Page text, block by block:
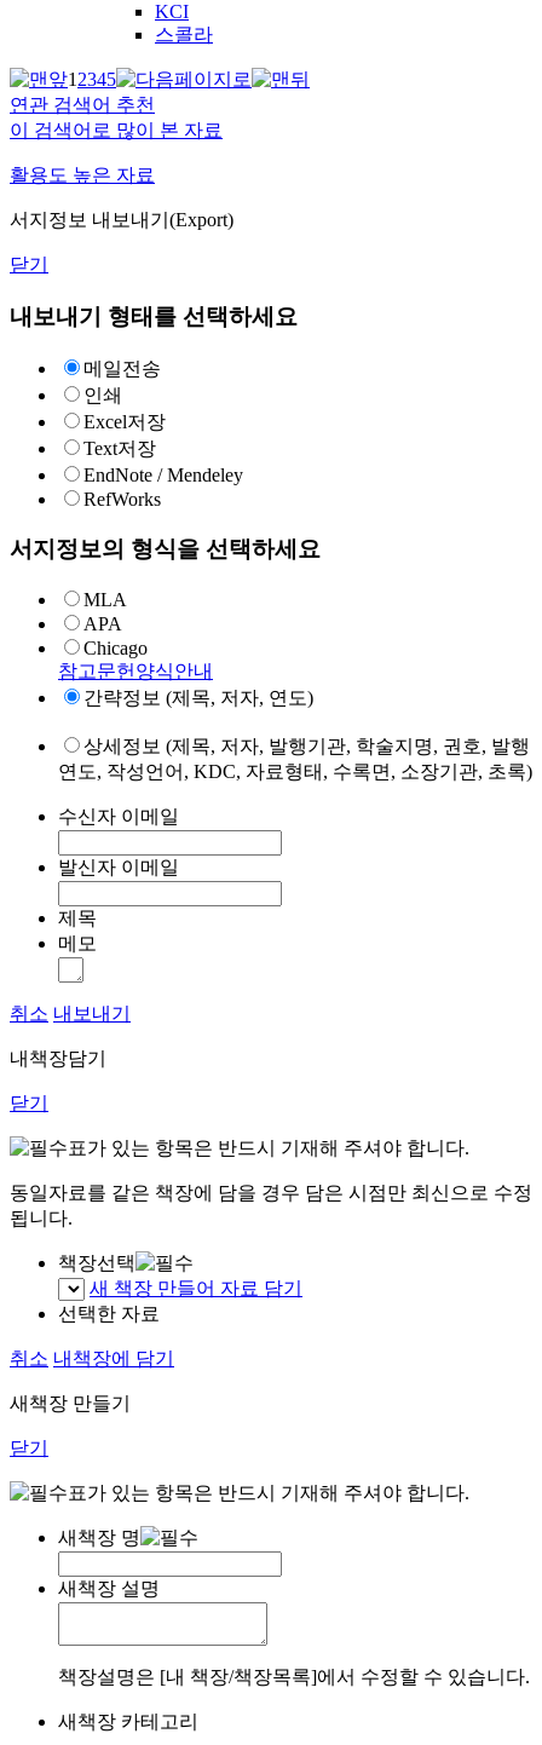
KCI
스콜라
12345
연관 검색어 추천
이 검색어로 많이 본 자료
활용도 높은 자료
서지정보 내보내기(Export)
닫기
내보내기 형태를 선택하세요
메일전송
인쇄
Excel저장
Text저장
EndNote / Mendeley
RefWorks
서지정보의 형식을 선택하세요
MLA
APA
Chicago
참고문헌양식안내
간략정보 (제목, 저자, 연도)
상세정보 (제목, 저자, 발행기관, 학술지명, 권호, 발행
연도, 작성언어, KDC, 자료형태, 수록면, 소장기관, 초록)
수신자 이메일
발신자 이메일
제목
메모
취소 내보내기
내책장담기
닫기
표가 있는 항목은 반드시 기재해 주셔야 합니다.
동일자료를 같은 책장에 담을 경우 담은 시점만 최신으로 수정
됩니다.
책장선택
새 책장 만들어 자료 담기
선택한 자료
취소 내책장에 담기
새책장 만들기
닫기
표가 있는 항목은 반드시 기재해 주셔야 합니다.
새책장 명
새책장 설명
책장설명은 [내 책장/책장목록]에서 수정할 수 있습니다.
새책장 카테고리